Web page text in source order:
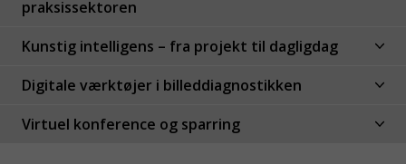
praksissektoren
Kunstig intelligens – fra projekt til dagligdag
Digitale værktøjer i billeddiagnostikken
Virtuel konference og sparring